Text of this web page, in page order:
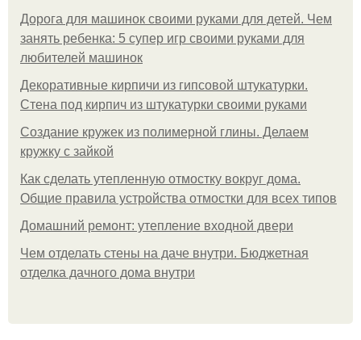
Дорога для машинок своими руками для детей. Чем
занять ребенка: 5 супер игр своими руками для
любителей машинок
Декоративные кирпичи из гипсовой штукатурки.
Стена под кирпич из штукатурки своими руками
Создание кружек из полимерной глины. Делаем
кружку с зайкой
Как сделать утепленную отмостку вокруг дома.
Общие правила устройства отмостки для всех типов
Домашний ремонт: утепление входной двери
Чем отделать стены на даче внутри. Бюджетная
отделка дачного дома внутри